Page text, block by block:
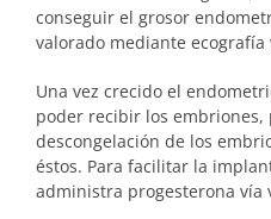
conseguir el grosor
valorado mediante ecografía
Una vez crecido el
poder recibir los embriones,
descongelación de los
éstos. Para facilitar la
administra progesterona vía